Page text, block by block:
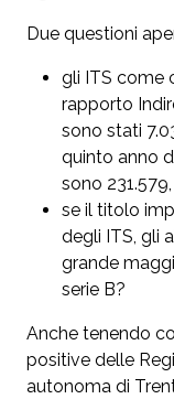
Due questioni
gli ITS come
rapporto
sono stati
quinto anno
sono
se il titolo
degli ITS, gli
grande
serie B?
Anche tenendo
positive delle
autonoma di